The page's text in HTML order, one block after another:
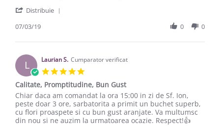
Distribuie
07/03/19 0 0
L Laurian S. Cumparator verificat
Calitate, Promptitudine, Bun Gust
Review by Laurian S. on 12 Jan 2019
review stating Calitate, Promptitudine, Bun Gust
Chiar daca am comandat la ora 15:00 in zi de Sf. Ion,
peste doar 3 ore, sarbatorita a primit un buchet superb,
cu flori proaspete si cu bun gust aranjate. Va multumsc
din nou si ne auzim la urmatoarea ocazie. Respect!👍